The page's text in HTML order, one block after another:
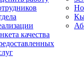
качества